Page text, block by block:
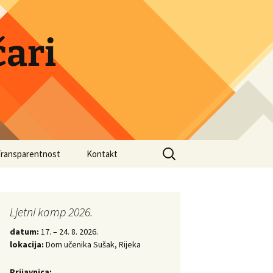
Kontakt
Search
for:
Ljetni kamp 2026.
datum: 17. – 24. 8. 2026.
lokacija: Dom učenika Sušak, Rijeka